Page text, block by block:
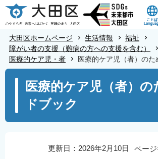
こ
の
の
大田区ホームページ 生活情報
福祉
障がい者の支援（難病の方への支援を含む）
医療的ケア児・者
医療的ケア児（者）のた
医療的ケア児（者）の
ドブック
ペー
更新日：2026年2月10日